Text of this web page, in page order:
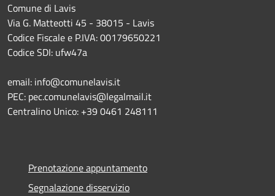
Comune di Lavis
Via G. Matteotti 45 - 38015 - Lavis
Codice Fiscale e P.IVA: 00179650221
Codice SDI: ufw47a
email: info@comunelavis.it
PEC: pec.comunelavis@legalmail.it
Centralino Unico: +39 0461 248111
Prenotazione appuntamento
Segnalazione disservizio